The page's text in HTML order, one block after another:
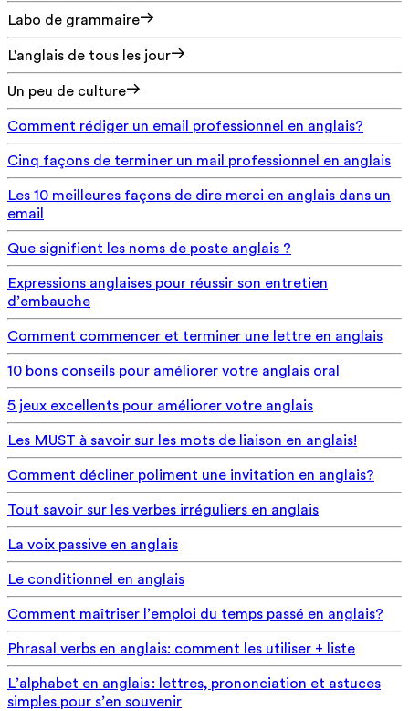
Labo de grammaire
L'anglais de tous les jour
Un peu de culture
Comment rédiger un email professionnel en anglais?
Cinq façons de terminer un mail professionnel en anglais
Les 10 meilleures façons de dire merci en anglais dans un
email
Que signifient les noms de poste anglais ?
Expressions anglaises pour réussir son entretien
d’embauche
Comment commencer et terminer une lettre en anglais
10 bons conseils pour améliorer votre anglais oral
5 jeux excellents pour améliorer votre anglais
Les MUST à savoir sur les mots de liaison en anglais!
Comment décliner poliment une invitation en anglais?
Tout savoir sur les verbes irréguliers en anglais
La voix passive en anglais
Le conditionnel en anglais
Comment maîtriser l’emploi du temps passé en anglais?
Phrasal verbs en anglais: comment les utiliser + liste
L’alphabet en anglais : lettres, prononciation et astuces
simples pour s’en souvenir